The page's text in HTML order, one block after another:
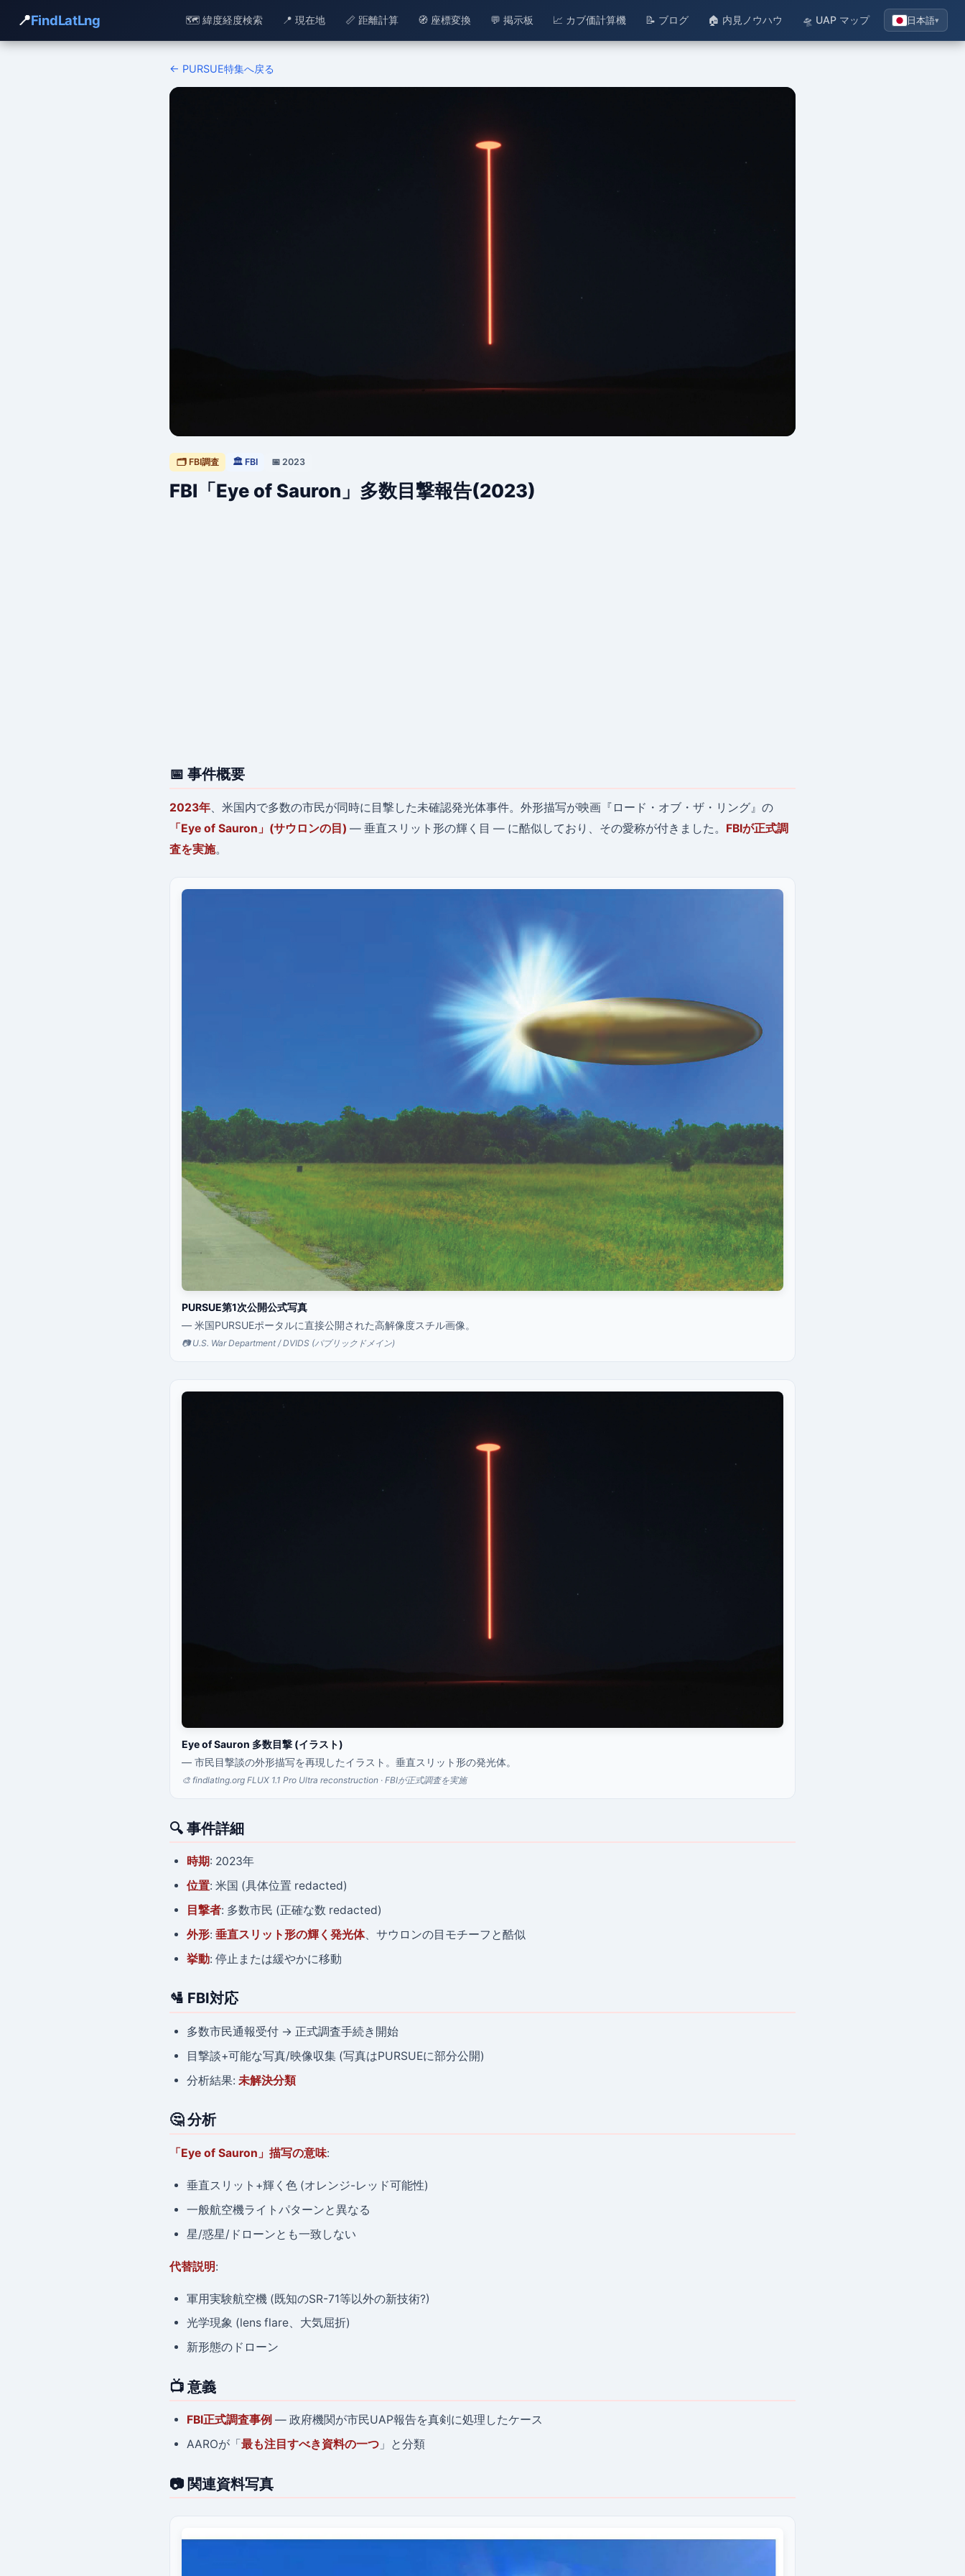
📍FindLatLng 🗺️ 緯度経度検索 📍 現在地 📏 距離計算 🧭 座標変換 💬 掲示板 📈 カブ価計算機 📝 ブログ 🏠 内見ノウハウ 🛸 UAP マップ 日本語▾
← PURSUE特集へ戻る
🗂 FBI調査 🏛 FBI 📅 2023
FBI「Eye of Sauron」多数目撃報告(2023)
📅 事件概要
2023年、米国内で多数の市民が同時に目撃した未確認発光体事件。外形描写が映画『ロード・オブ・ザ・リング』の
「Eye of Sauron」(サウロンの目) — 垂直スリット形の輝く目 — に酷似しており、その愛称が付きました。 FBIが正式調
査を実施。
PURSUE第1次公開公式写真
— 米国PURSUEポータルに直接公開された高解像度スチル画像。
📷 U.S. War Department / DVIDS (パブリックドメイン)
Eye of Sauron 多数目撃 (イラスト)
— 市民目撃談の外形描写を再現したイラスト。垂直スリット形の発光体。
🎨 findlatlng.org FLUX 1.1 Pro Ultra reconstruction · FBIが正式調査を実施
🔍 事件詳細
時期: 2023年
位置: 米国 (具体位置 redacted)
目撃者: 多数市民 (正確な数 redacted)
外形: 垂直スリット形の輝く発光体、サウロンの目モチーフと酷似
挙動: 停止または緩やかに移動
🛂 FBI対応
多数市民通報受付 → 正式調査手続き開始
目撃談+可能な写真/映像収集 (写真はPURSUEに部分公開)
分析結果: 未解決分類
🤔 分析
「Eye of Sauron」描写の意味:
垂直スリット+輝く色 (オレンジ-レッド可能性)
一般航空機ライトパターンと異なる
星/惑星/ドローンとも一致しない
代替説明:
軍用実験航空機 (既知のSR-71等以外の新技術?)
光学現象 (lens flare、大気屈折)
新形態のドローン
📺 意義
FBI正式調査事例 — 政府機関が市民UAP報告を真剣に処理したケース
AAROが「 最も注目すべき資料の一つ 」と分類
📷 関連資料写真